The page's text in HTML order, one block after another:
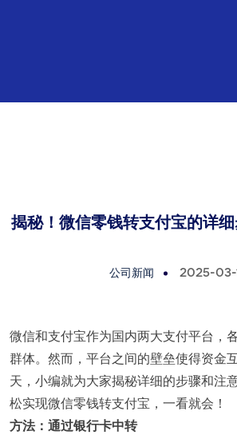
揭秘！微信零钱转支付宝的详
公司新闻 2025-03-
微信和支付宝作为国内两大支付平台，
群体。然而，平台之间的壁垒使得资金
天，小编就为大家揭秘详细的步骤和注
松实现微信零钱转支付宝，一看就会！
方法：通过银行卡中转